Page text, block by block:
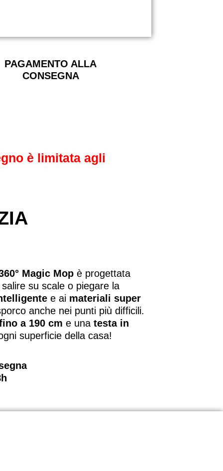
PAGAMENTO ALLA
CONSEGNA
è limitata agli
Magic Mop è progettata
su scale o piegare la
e ai materiali super
anche nei punti più difficili.
a 190 cm e una testa in
superficie della casa!